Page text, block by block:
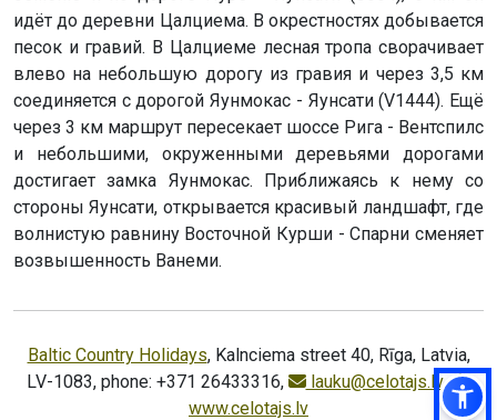
идёт до деревни Цалциема. В окрестностях добывается
песок и гравий. В Цалциеме лесная тропа сворачивает
влево на небольшую дорогу из гравия и через 3,5 км
соединяется с дорогой Яунмокас - Яунсати (V1444). Ещё
через 3 км маршрут пересекает шоссе Рига - Вентспилс
и небольшими, окруженными деревьями дорогами
достигает замка Яунмокас. Приближаясь к нему со
стороны Яунсати, открывается красивый ландшафт, где
волнистую равнину Восточной Курши - Спарни сменяет
возвышенность Ванеми.
Baltic Country Holidays, Kalnciema street 40, Rīga, Latvia,
LV-1083, phone: +371 26433316,
lauku@celotajs.lv,
www.celotajs.lv